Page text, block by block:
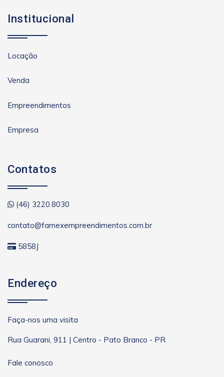
Institucional
Locação
Venda
Empreendimentos
Empresa
Contatos
(46) 3220.8030
contato@famexempreendimentos.com.br
5858J
Endereço
Faça-nos uma visita
Rua Guarani, 911 | Centro - Pato Branco - PR
Fale conosco